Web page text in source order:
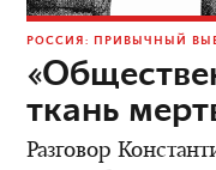
РОССИЯ: ПРИВЫЧНЫЙ
ткань
Разговор